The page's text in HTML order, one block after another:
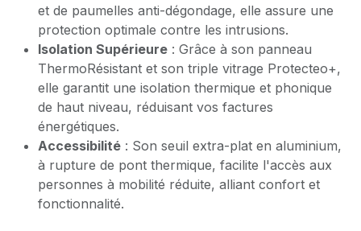
et de paumelles anti-dégondage, elle assure une
protection optimale contre les intrusions.
Isolation Supérieure : Grâce à son panneau
ThermoRésistant et son triple vitrage Protecteo+,
elle garantit une isolation thermique et phonique
de haut niveau, réduisant vos factures
énergétiques.
Accessibilité : Son seuil extra-plat en aluminium,
à rupture de pont thermique, facilite l'accès aux
personnes à mobilité réduite, alliant confort et
fonctionnalité.